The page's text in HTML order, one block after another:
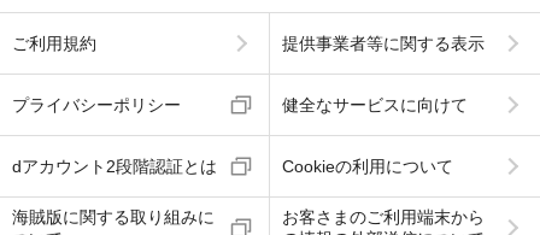
ご利用規約 提供事業者等に関する表示
プライバシーポリシー 健全なサービスに向けて
dアカウント2段階認証とは Cookieの利用について
海賊版に関する取り組みに
お客さまのご利用端末から